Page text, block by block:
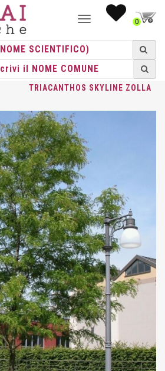
NAVIGAZIONE0
ALBERI ZOLLA / GLEDITSIA / GLEDITSIA
TRIACANTHOS SKYLINE ZOLLA